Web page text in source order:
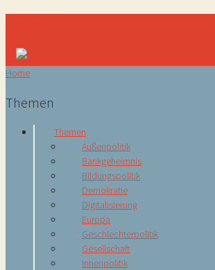
Home
Themen
Themen
Außenpolitik
Bankgeheimnis
Bildungspolitik
Demokratie
Digitalisierung
Europa
Geschlechterpolitik
Gesellschaft
Innenpolitik